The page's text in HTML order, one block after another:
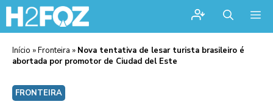
Início »Fronteira » Nova tentativa de lesar turista brasileiro é
abortada por promotor de Ciudad del Este
FRONTEIRA